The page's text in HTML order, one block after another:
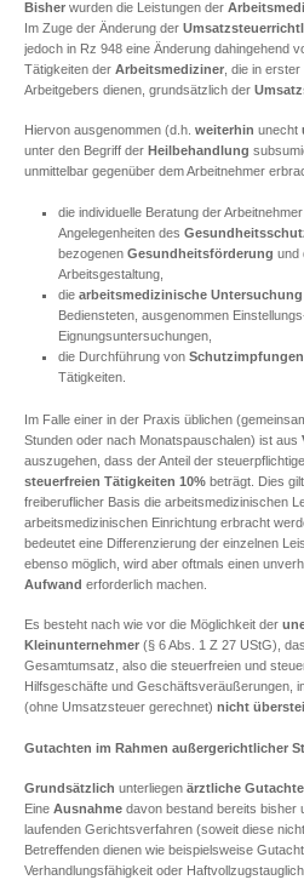
Bisher wurden die Leistungen der
Im Zuge der Änderung der
jedoch in Rz 948 eine Änderung dahingehend
Tätigkeiten der Arbeitsmediziner , die in
Arbeitgebers dienen, grundsätzlich der
Hiervon ausgenommen (d.h. weiterhin unecht
unter den Begriff der Heilbehandlung
unmittelbar gegenüber dem Arbeitnehmer
die individuelle Beratung der
Angelegenheiten des
bezogenen Gesundheitsförderung und
Arbeitsgestaltung,
die arbeitsmedizinische Untersuchung
Bediensteten, ausgenommen
Eignungsuntersuchungen,
die Durchführung von Schutzimpfungen
Tätigkeiten.
Im Falle einer in der Praxis üblichen
Stunden oder nach Monatspauschalen) ist aus
auszugehen, dass der Anteil der
steuerfreien Tätigkeiten 10% beträgt. Dies
freiberuflicher Basis die arbeitsmedizinischen
arbeitsmedizinischen Einrichtung erbracht
bedeutet eine Differenzierung der einzelnen
ebenso möglich, wird aber oftmals einen
Aufwand erforderlich machen.
Es besteht nach wie vor die Möglichkeit der
Kleinunternehmer (§ 6 Abs. 1 Z 27 UStG),
Gesamtumsatz, also die steuerfreien und
Hilfsgeschäfte und Geschäftsveräußerungen,
(ohne Umsatzsteuer gerechnet) nicht
Gutachten im Rahmen außergerichtlicher
Grundsätzlich unterliegen ärztliche
Eine Ausnahme davon bestand bereits bisher
laufenden Gerichtsverfahren (soweit diese
Betreffenden dienen wie beispielsweise
Verhandlungsfähigkeit oder